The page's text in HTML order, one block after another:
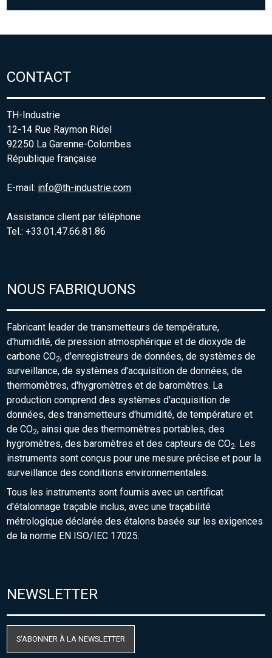
CONTACT
TH-Industrie
12-14 Rue Raymon Ridel
92250 La Garenne-Colombes
République française
E-mail: info@th-industrie.com
Assistance client par téléphone
Tel.: +33.01.47.66.81.86
NOUS FABRIQUONS
Fabricant leader de transmetteurs de température,
d'humidité, de pression atmosphérique et de dioxyde de
carbone CO2, d'enregistreurs de données, de systèmes de
surveillance, de systèmes d'acquisition de données, de
thermomètres, d'hygromètres et de baromètres. La
production comprend des systèmes d'acquisition de
données, des transmetteurs d'humidité, de température et
de CO2, ainsi que des thermomètres portables, des
hygromètres, des baromètres et des capteurs de CO2. Les
instruments sont conçus pour une mesure précise et pour la
surveillance des conditions environnementales.
Tous les instruments sont fournis avec un certificat
d'étalonnage traçable inclus, avec une traçabilité
métrologique déclarée des étalons basée sur les exigences
de la norme EN ISO/IEC 17025.
NEWSLETTER
S'ABONNER À LA NEWSLETTER